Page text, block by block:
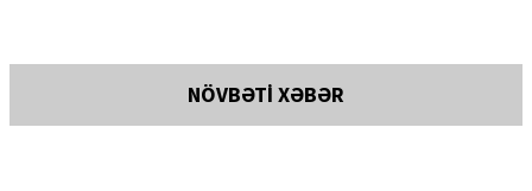
NÖVBƏTİ XƏBƏR